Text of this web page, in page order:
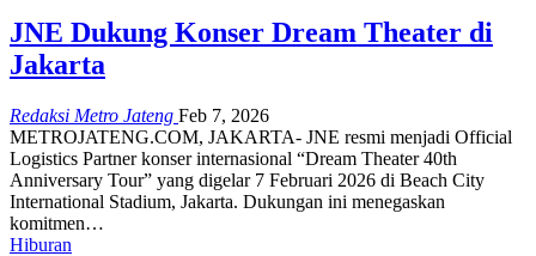
JNE Dukung Konser Dream Theater di
Jakarta
Redaksi Metro Jateng Feb 7, 2026
METROJATENG.COM, JAKARTA- JNE resmi menjadi Official
Logistics Partner konser internasional “Dream Theater 40th
Anniversary Tour” yang digelar 7 Februari 2026 di Beach City
International Stadium, Jakarta. Dukungan ini menegaskan
komitmen…
Hiburan